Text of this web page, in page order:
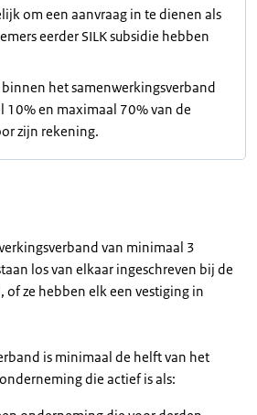
om een aanvraag in te dienen als
eerder SILK subsidie hebben
het samenwerkingsverband
10% en maximaal 70% van de
zijn rekening.
van minimaal 3
los van elkaar ingeschreven bij de
of ze hebben elk een vestiging in
is minimaal de helft van het
die actief is als: